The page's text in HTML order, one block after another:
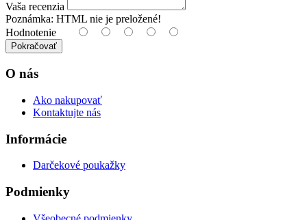
Vaša recenzia
Poznámka: HTML nie je preložené!
Hodnotenie
Pokračovať
O nás
Ako nakupovať
Kontaktujte nás
Informácie
Darčekové poukažky
Podmienky